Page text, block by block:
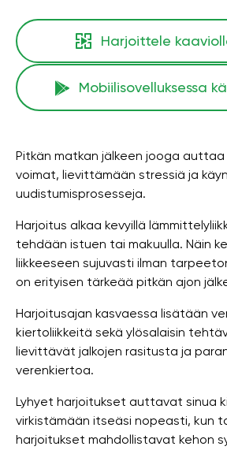
Harjoittele
Mobiilisovelluksessa
Pitkän matkan jälkeen jooga
voimat, lievittämään stressiä ja
uudistumisprosesseja.
Harjoitus alkaa kevyillä
tehdään istuen tai makuulla. Näin
liikkeeseen sujuvasti ilman
on erityisen tärkeää pitkän ajon
Harjoitusajan kasvaessa lisätään
kiertoliikkeitä sekä ylösalaisin
lievittävät jalkojen rasitusta ja
verenkiertoa.
Lyhyet harjoitukset auttavat sinua
virkistämään itseäsi nopeasti, kun
harjoitukset mahdollistavat kehon